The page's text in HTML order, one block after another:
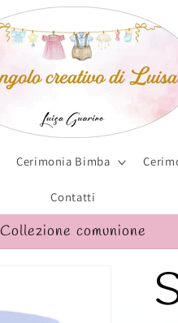
Cerimonia Bimba
Contatti
Collezione comunione